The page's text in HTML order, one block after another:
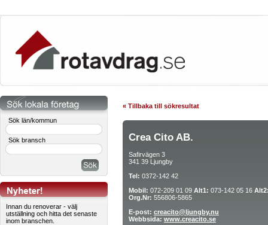
Sök län/kommun
Sök bransch
Innan du renoverar - välj
utställning och hitta det senaste
inom branschen.
« Tillbaka till sökresultat
Crea Cito AB.
Safirvägen 3
341 39 Ljungby
Tel: 0372-142 42
Mobil: 072-209 01 09 Alt1: 073-142 05 16
Org.Nr: 556806-5865
E-post: creacito@ljungby.nu
Webbsida: www.creacito.se